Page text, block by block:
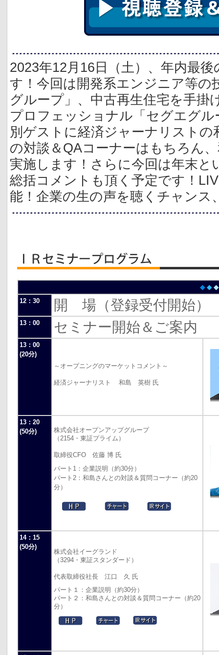
2023年12月16日（土）、年内最
す！今回は開発系エンジニア等
グループ」、中古再生住宅を手
プロフェッショナル「セグエグ
別ゲストに経済ジャーナリスト
の対談＆QAコーナーはもちろん
実施します！さらに今回は年末
総括コメントも頂く予定です！
能！企業の生の声を聴くチャンス
◆ ◆ ◆
12：30
開 場（登録受付開始）
13：00 セミナー開始＆ご案内
13：00
(20分)
～オープニングのマーケットコメント～
経済ジャーナリスト 和島 英樹 氏
13：20
(50分)
株式会社オープンアップグループ
（2154・東証プライム）
取締役CFO 佐藤 博 氏
パート1：企業説明（約30分）
パート2：和島さんとの対談＆質問コーナー（約20
分）
14：15
(50分)
株式会社イーグランド
（3294・東証スタンダード）
代表取締役社長 江口 久 氏
パート１：企業説明（約30分）
パート２：和島さんとの対談＆質問コーナー（約20
分）